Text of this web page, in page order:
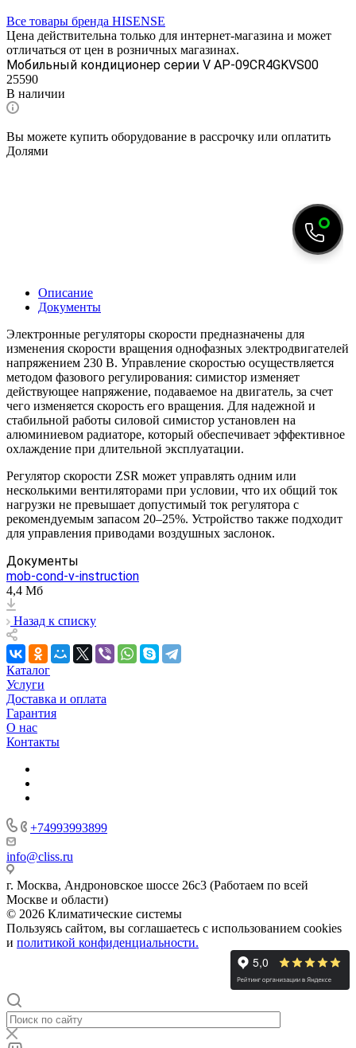
Все товары бренда HISENSE
Цена действительна только для интернет-магазина и может
отличаться от цен в розничных магазинах.
Мобильный кондиционер cерии V AP-09CR4GKVS00
25590
В наличии
Вы можете купить оборудование в рассрочку или оплатить
Долями
Описание
Документы
Электронные регуляторы скорости предназначены для
изменения скорости вращения однофазных электродвигателей
напряжением 230 В. Управление скоростью осуществляется
методом фазового регулирования: симистор изменяет
действующее напряжение, подаваемое на двигатель, за счет
чего изменяется скорость его вращения. Для надежной и
стабильной работы силовой симистор установлен на
алюминиевом радиаторе, который обеспечивает эффективное
охлаждение при длительной эксплуатации.
Регулятор скорости ZSR может управлять одним или
несколькими вентиляторами при условии, что их общий ток
нагрузки не превышает допустимый ток регулятора с
рекомендуемым запасом 20–25%. Устройство также подходит
для управления приводами воздушных заслонок.
Документы
mob-cond-v-instruction
4,4 Мб
Назад к списку
Каталог
Услуги
Доставка и оплата
Гарантия
О нас
Контакты
+74993993899
info@cliss.ru
г. Москва, Андроновское шоссе 26с3 (Работаем по всей
Москве и области)
© 2026 Климатические системы
Пользуясь сайтом, вы соглашаетесь с использованием cookies
и политикой конфиденциальности.